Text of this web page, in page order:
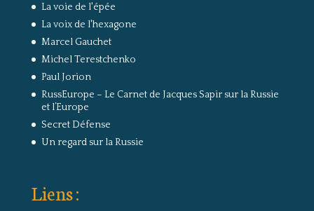
La voie de l'épée
La voix de l'hexagone
Marcel Gauchet
Michel Terestchenko
Paul Jorion
RussEurope – Le Carnet de Jacques Sapir sur la Russie
et l’Europe
Secret Défense
Un regard sur la Russie
Liens :